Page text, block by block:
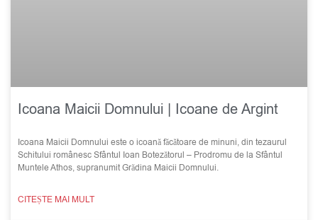
Icoana Maicii Domnului | Icoane de Argint
Icoana Maicii Domnului este o icoană făcătoare de minuni, din tezaurul
Schitului românesc Sfântul Ioan Botezătorul – Prodromu de la Sfântul
Muntele Athos, supranumit Grădina Maicii Domnului.
CITEȘTE MAI MULT